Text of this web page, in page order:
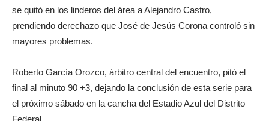
se quitó en los linderos del área a Alejandro Castro,
prendiendo derechazo que José de Jesús Corona controló sin
mayores problemas.
Roberto García Orozco, árbitro central del encuentro, pitó el
final al minuto 90 +3, dejando la conclusión de esta serie para
el próximo sábado en la cancha del Estadio Azul del Distrito
Federal.